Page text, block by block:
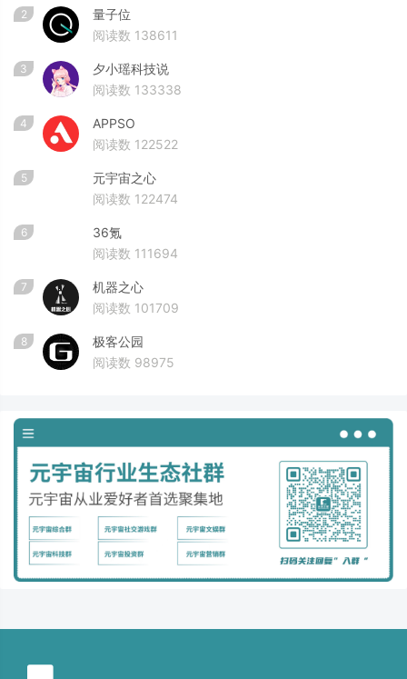
2
量子位
阅读数 138611
3
夕小瑶科技说
阅读数 133338
4
APPSO
阅读数 122522
5
元宇宙之心
阅读数 122474
6
36氪
阅读数 111694
7
机器之心
阅读数 101709
8
极客公园
阅读数 98975